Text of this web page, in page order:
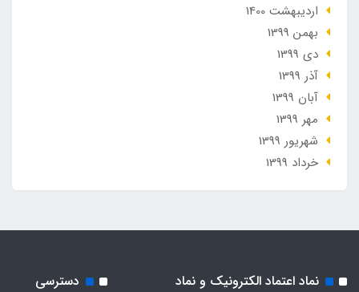
ارديبهشت 1400
بهمن 1399
دی 1399
آذر 1399
آبان 1399
مهر 1399
شهریور 1399
خرداد 1399
نماد اعتماد الکترونیک و نماد
دسترسی